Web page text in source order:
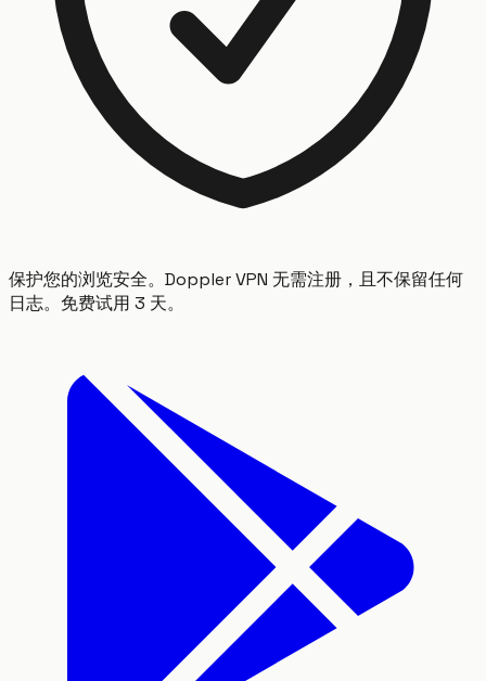
保护您的浏览安全。Doppler VPN 无需注册，且不保留任何
日志。免费试用 3 天。